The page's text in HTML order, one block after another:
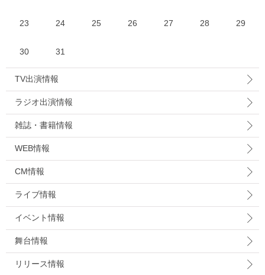
23 24 25 26 27 28 29
30 31
TV出演情報
ラジオ出演情報
雑誌・書籍情報
WEB情報
CM情報
ライブ情報
イベント情報
舞台情報
リリース情報